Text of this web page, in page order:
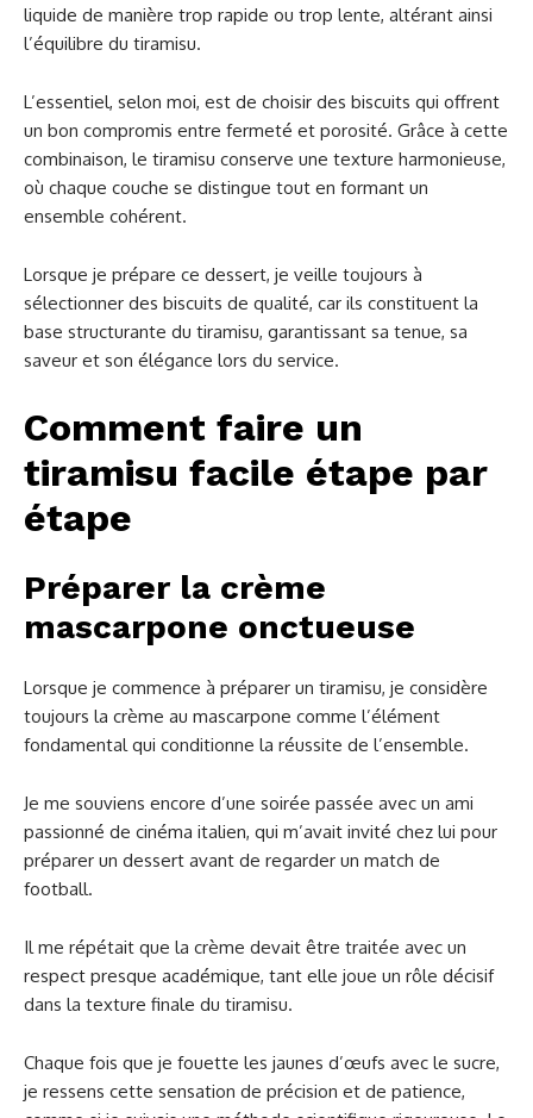
liquide de manière trop rapide ou trop lente, altérant ainsi
l’équilibre du tiramisu.
L’essentiel, selon moi, est de choisir des biscuits qui offrent
un bon compromis entre fermeté et porosité. Grâce à cette
combinaison, le tiramisu conserve une texture harmonieuse,
où chaque couche se distingue tout en formant un
ensemble cohérent.
Lorsque je prépare ce dessert, je veille toujours à
sélectionner des biscuits de qualité, car ils constituent la
base structurante du tiramisu, garantissant sa tenue, sa
saveur et son élégance lors du service.
Comment faire un
tiramisu facile étape par
étape
Préparer la crème
mascarpone onctueuse
Lorsque je commence à préparer un tiramisu, je considère
toujours la crème au mascarpone comme l’élément
fondamental qui conditionne la réussite de l’ensemble.
Je me souviens encore d’une soirée passée avec un ami
passionné de cinéma italien, qui m’avait invité chez lui pour
préparer un dessert avant de regarder un match de
football.
Il me répétait que la crème devait être traitée avec un
respect presque académique, tant elle joue un rôle décisif
dans la texture finale du tiramisu.
Chaque fois que je fouette les jaunes d’œufs avec le sucre,
je ressens cette sensation de précision et de patience,